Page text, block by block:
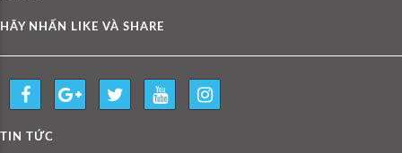
HÃY NHẤN LIKE VÀ SHARE
TIN TỨC